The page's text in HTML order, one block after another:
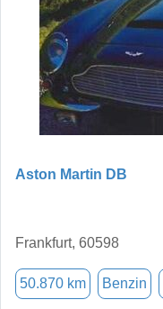
Aston Martin DB
Frankfurt, 60598
50.870 km Benzin